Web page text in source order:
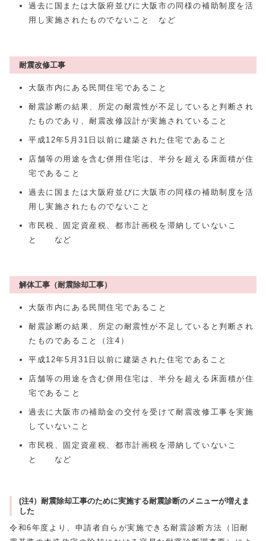
過去に国または大阪府並びに大阪市の同様の補助制度を活
用し実施されたものでないこと など
耐震改修工事
大阪市内にある民間住宅であること
耐震診断の結果、所定の耐震性が不足していると判断され
たものであり、耐震改修設計が実施されていること
平成12年5月31日以前に建築された住宅であること
店舗等の用途を含む併用住宅は、半分を超える床面積が住
宅であること
過去に国または大阪府並びに大阪市の同様の補助制度を活
用し実施されたものでないこと
市民税、固定資産税、都市計画税を滞納していないこ
と など
解体工事（耐震除却工事）
大阪市内にある民間住宅であること
耐震診断の結果、所定の耐震性が不足していると判断され
たものであること（注4）
平成12年5月31日以前に建築された住宅であること
店舗等の用途を含む併用住宅は、半分を超える床面積が住
宅であること
過去に大阪市の補助金の交付を受けて耐震改修工事を実施
していないこと
市民税、固定資産税、都市計画税を滞納していないこ
と など
(注4）耐震除却工事のために実施する耐震診断のメニューが増えま
した
令和6年度より、申請者自らが実施できる耐震診断方法（旧耐